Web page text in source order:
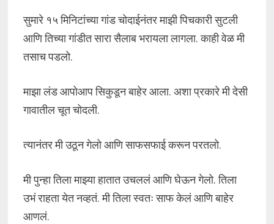
सुमारे १५ मिनिटांच्या गांड चोदाईनंतर माझी पिचकारी सुटली
आणि तिच्या गांडीत सारा सैलाब भरायला लागला. काही वेळ मी
तसाच पडलो.
माझा लंड आपोआप सिकुडून बाहेर आला. अशा प्रकारे मी देसी
गावातील चूत चोदली.
त्यानंतर मी उठून गेलो आणि साफसफाई करून परतलो.
मी पुन्हा तिला माझ्या हातात उचललं आणि घेऊन गेलो. तिला
उभं राहता येत नव्हतं. मी तिला स्वतः साफ केलं आणि बाहेर
आणलं.